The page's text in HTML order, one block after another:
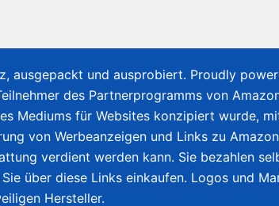
ausgepackt und ausprobiert. Proudly
des Partnerprogramms von
Mediums für Websites konzipiert wurde,
von Werbeanzeigen und Links zu
verdient werden kann. Sie bezahlen
über diese Links einkaufen. Logos und
Hersteller.